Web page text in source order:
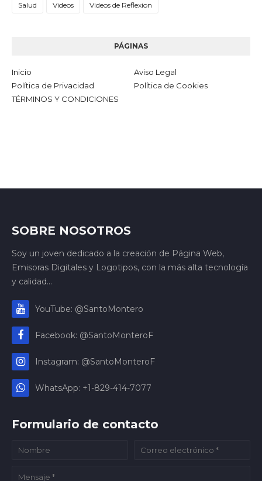
Salud Videos Videos de Reflexion
PÁGINAS
Inicio
Aviso Legal
Política de Privacidad
Política de Cookies
TÉRMINOS Y CONDICIONES
SOBRE NOSOTROS
Soy un joven dedicado a la creación de Página Web,
Emisoras Digitales y Logotipos, con la más alta tecnología
y calidad...
YouTube: @SantoMontero
Facebook: @SantoMonteroF
Instagram: @SantoMonteroF
WhatsApp: +1-829-414-7077
Formulario de contacto